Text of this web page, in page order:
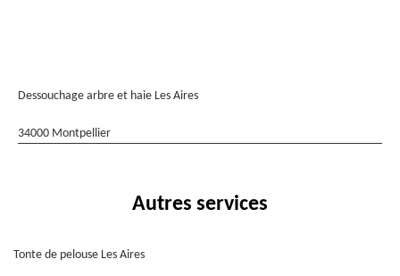
Dessouchage arbre et haie Les Aires
34000 Montpellier
Autres services
Tonte de pelouse Les Aires